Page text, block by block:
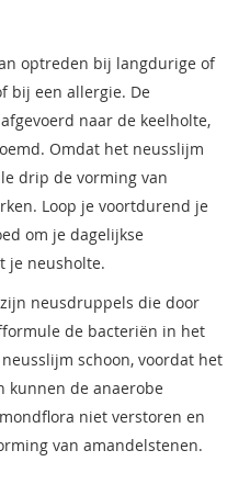
optreden bij langdurige of
bij een allergie. De
naar de keelholte,
Omdat het neusslijm
drip de vorming van
Loop je voortdurend je
om je dagelijkse
je neusholte.
neusdruppels die door
de bacteriën in het
schoon, voordat het
kunnen de anaerobe
niet verstoren en
van amandelstenen.